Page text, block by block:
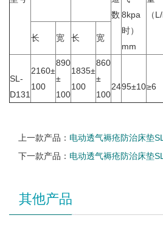
数 8kpa
时）
mm
（
长 宽 长 宽
SL-
D131
2160±
100
890
±
100
1835±
100
860
±
100
2495±10≥6
上一款产品： 电动透气褥疮防治床垫
下一款产品： 电动透气褥疮防治床垫
其他产品